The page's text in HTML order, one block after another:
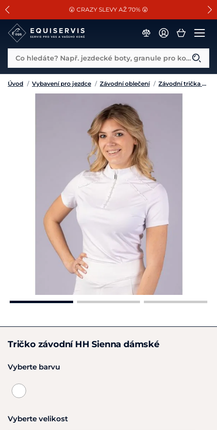
SLEVA 13% na vše od Cassini!
😮 CRAZY SLEVY AŽ 70% 😮
📐Pasování a doplňky k vybraným sedlům ZDARMA 🐴
Co hledáte? Např. jezdecké boty, granule pro koně...
Úvod / Vybavení pro jezdce / Závodní oblečení / Závodní trička a košile
Tričko závodní HH Sienna dámské
Vyberte barvu
Vyberte velikost